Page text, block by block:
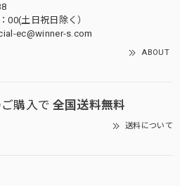
00(土日祝日除く）
ec@winner-s.com
ABOUT
購入で 全国送料無料
送料について